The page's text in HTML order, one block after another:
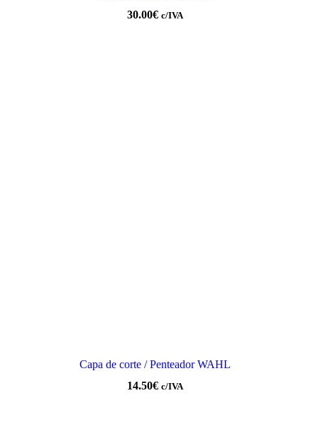
30.00€ c/IVA
Capa de corte / Penteador WAHL
14.50€ c/IVA